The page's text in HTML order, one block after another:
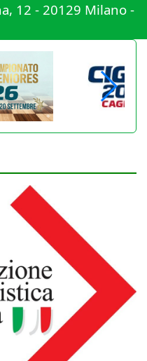
12 - 20129 Milano -